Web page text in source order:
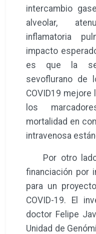
intercambio
alveolar,
inflamatoria
impacto
es que la
sevoflurano de
COVID19 mejore
los
mortalidad en
intravenosa
Por otro lado,
financiación por
para un
COVID-19. El
doctor Felipe
Unidad de